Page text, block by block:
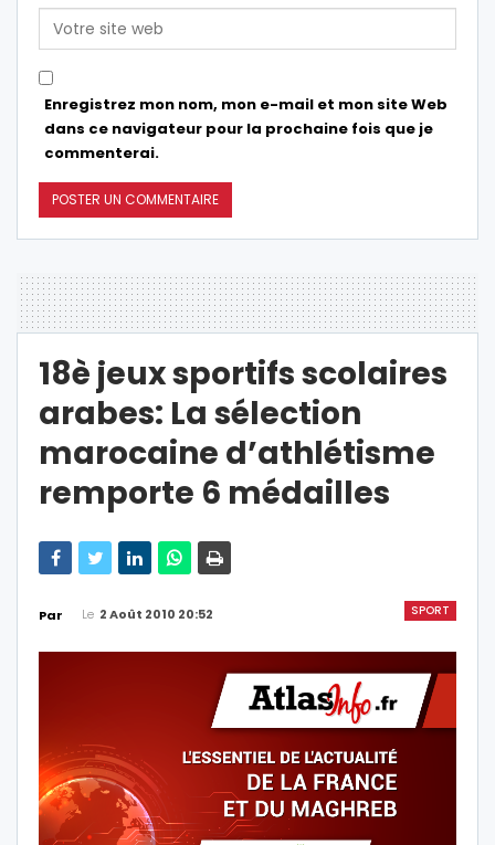
Enregistrez mon nom, mon e-mail et mon site Web
dans ce navigateur pour la prochaine fois que je
commenterai.
18è jeux sportifs scolaires
arabes: La sélection
marocaine d’athlétisme
remporte 6 médailles
SPORT
Par Le 2 Août 2010 20:52